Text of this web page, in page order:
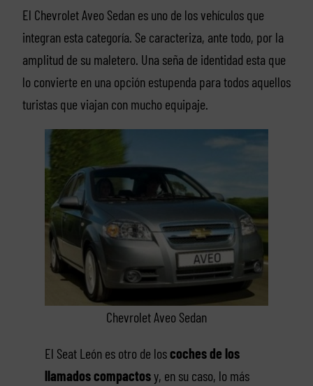
El Chevrolet Aveo Sedan es uno de los vehículos que
integran esta categoría. Se caracteriza, ante todo, por la
amplitud de su maletero. Una seña de identidad esta que
lo convierte en una opción estupenda para todos aquellos
turistas que viajan con mucho equipaje.
Chevrolet Aveo Sedan
El Seat León es otro de loscoches de los
llamados compactosy, en su caso, lo más